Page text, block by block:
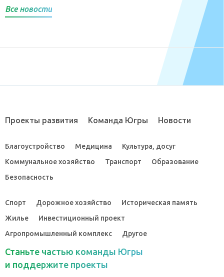
Все новости
Проекты развития Команда Югры Новости
Благоустройство Медицина
Культура, досуг
Коммунальное хозяйство
Транспорт
Образование
Безопасность
Спорт Дорожное хозяйство
Историческая память
Жилье
Инвестиционный проект
Агропромышленный комплекс
Другое
Станьте частью команды Югры
и поддержите проекты